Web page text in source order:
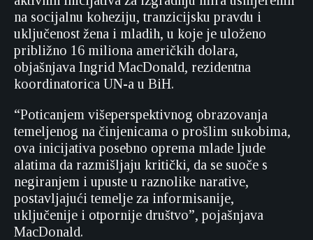
na socijalnu koheziju, tranzicijsku pravdu i
uključenost žena i mladih, u koje je uloženo
približno 16 miliona američkih dolara,
objašnjava Ingrid MacDonald, rezidentna
koordinatorica UN-a u BiH.
“Poticanjem višeperspektivnog obrazovanja
temeljenog na činjenicama o prošlim sukobima,
ova inicijativa posebno oprema mlade ljude
alatima da razmišljaju kritički, da se suoče s
negiranjem i upuste u raznolike narative,
postavljajući temelje za informisanije,
uključenije i otpornije društvo”, pojašnjava
MacDonald.